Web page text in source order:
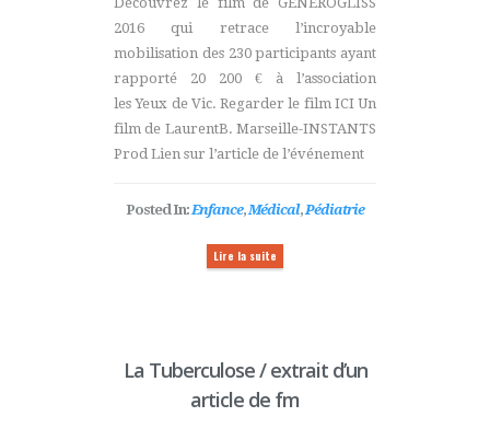
2016 qui retrace l’incroyable
mobilisation des 230 participants ayant
rapporté 20 200 € à l’association
les Yeux de Vic. Regarder le film ICI Un
film de LaurentB. Marseille-INSTANTS
Prod Lien sur l’article de l’événement
Posted In: Enfance, Médical, Pédiatrie
Lire la suite
La Tuberculose / extrait d’un
article de fm